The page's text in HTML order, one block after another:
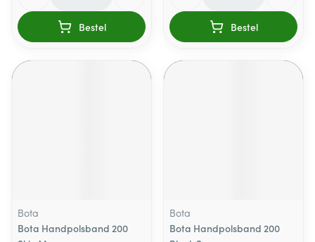
Bestel Bestel
Bota
Bota Handpolsband 200
Bota
Bota Handpolsband 200